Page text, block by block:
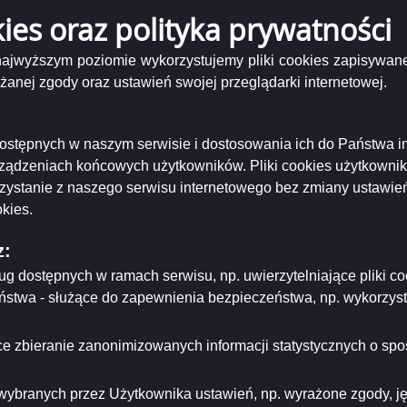
oraz polityka prywatności
poziomie wykorzystujemy pliki cookies
zgody oraz ustawień swojej przeglądarki internetowej.
w naszym serwisie i dostosowania ich do Państwa
końcowych użytkowników. Pliki cookies
z naszego serwisu internetowego bez zmiany
dostępnych w ramach serwisu, np. uwierzytelniające pliki
- służące do zapewnienia bezpieczeństwa, np.
zbieranie zanonimizowanych informacji statystycznych o
przez Użytkownika ustawień, np. wyrażone zgody,
2023-12-06
Michał Nowicki
2023-12-06
Michał Nowicki
2023-12-06